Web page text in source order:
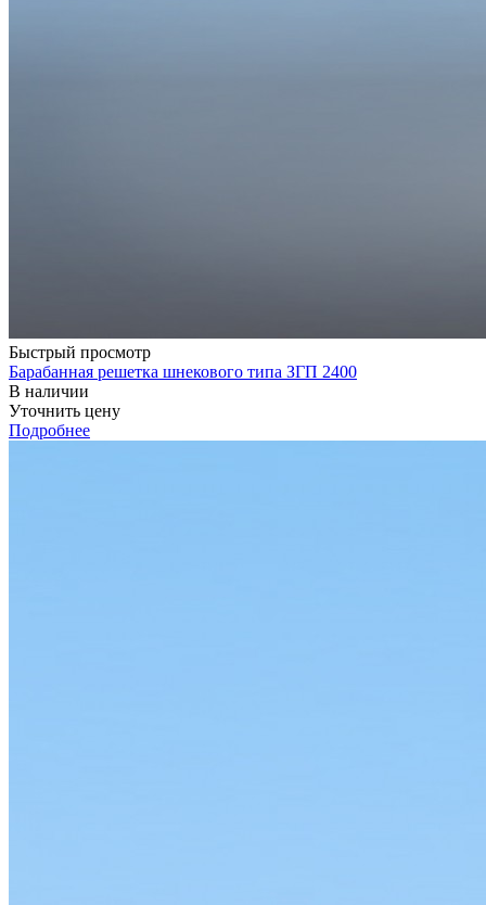
Быстрый просмотр
Барабанная решетка шнекового типа ЗГП 2400
В наличии
Уточнить цену
Подробнее